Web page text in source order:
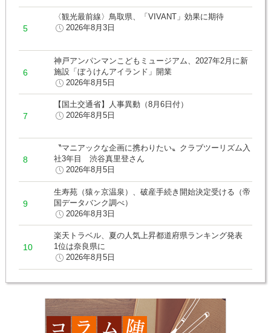
〈観光最前線〉鳥取県、「VIVANT」効果に期待
2026年8月3日
神戸アンパンマンこどもミュージアム、2027年2月に新
施設「ぼうけんアイランド」開業
2026年8月5日
【国土交通省】人事異動（8月6日付）
2026年8月5日
〝マニアックな企画に携わりたい〟クラブツーリズム入
社3年目 渋谷真里登さん
2026年8月5日
生寿苑（猿ヶ京温泉）、破産手続き開始決定受ける（帝
国データバンク調べ）
2026年8月3日
楽天トラベル、夏の人気上昇都道府県ランキング発表
1位は奈良県に
2026年8月5日